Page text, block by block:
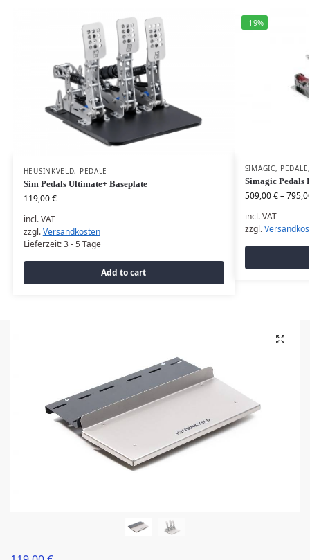
HEUSINKVELD, PEDALE
Sim Pedals Ultimate+ Baseplate
119,00€
incl. VAT
zzgl.Versandkosten
Lieferzeit:3 - 5 Tage
Add to cart
-19%
SIMAGIC, PEDALE
Simagic Pedals
509,00€–
incl. VAT
zzgl.